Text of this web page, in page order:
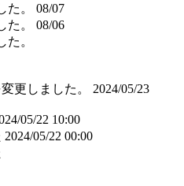
。
08/07
。
08/06
。
更しました。
2024/05/23
05/22 10:00
2024/05/22 00:00